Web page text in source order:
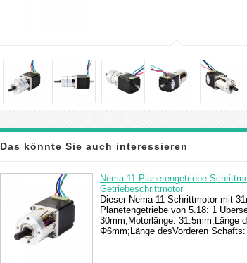
Das könnte Sie auch interessieren
Nema 11 Planetengetriebe
Getriebeschrittmotor
Dieser Nema 11 Schrittmotor mit
Planetengetriebe von 5.18: 1
30mm;Motorlänge: 31.5mm;Länge
Φ6mm;Länge desVorderen